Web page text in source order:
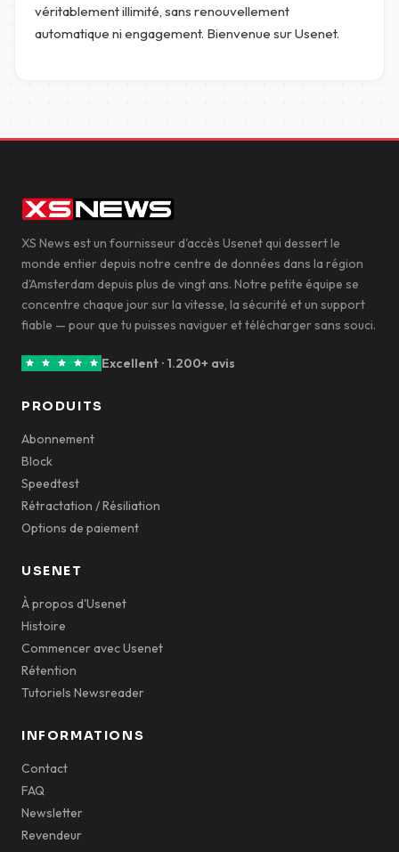
véritablement illimité, sans renouvellement
automatique ni engagement. Bienvenue sur Usenet.
XS News est un fournisseur d'accès Usenet qui dessert le
monde entier depuis notre centre de données dans la région
d'Amsterdam depuis plus de vingt ans. Notre petite équipe se
concentre chaque jour sur la vitesse, la sécurité et un support
fiable — pour que tu puisses naviguer et télécharger sans souci.
Excellent · 1.200+ avis
PRODUITS
Abonnement
Block
Speedtest
Rétractation / Résiliation
Options de paiement
USENET
À propos d'Usenet
Histoire
Commencer avec Usenet
Rétention
Tutoriels Newsreader
INFORMATIONS
Contact
FAQ
Newsletter
Revendeur